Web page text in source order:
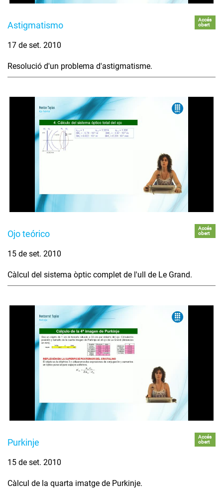
Astigmatismo
Accés
obert
17 de set. 2010
Resolució d'un problema d'astigmatisme.
Ojo teórico
Accés
obert
15 de set. 2010
Càlcul del sistema òptic complet de l'ull de Le Grand.
Purkinje
Accés
obert
15 de set. 2010
Càlcul de la quarta imatge de Purkinje.